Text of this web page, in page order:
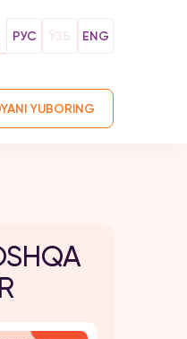
РУС ЎЗБ ENG
YUBORING